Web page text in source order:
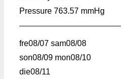
Pressure 763.57 mmHg
fre08/07 sam08/08
son08/09 mon08/10
die08/11